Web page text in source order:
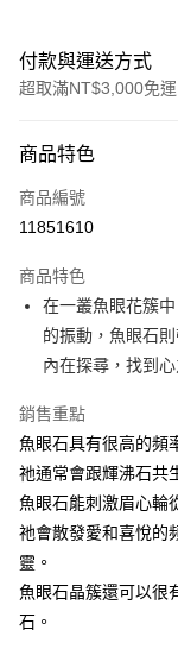
付款與運送方式
超取滿NT$3,000免運
信用卡一次付款
超商取貨付款
Apple Pay
街口支付
ATM付款
全家取貨付款
每筆NT$80，滿
7-11取貨付款
商品特色
商品編號
11851610
商品特色
在一叢魚眼花簇
的振動，魚眼石
內在探尋，找到心
銷售重點
魚眼石具有很高的頻
祂通常會跟輝沸石共
魚眼石能刺激眉心輪
祂會散發愛和喜悅的
靈。
魚眼石晶簇還可以很
石。